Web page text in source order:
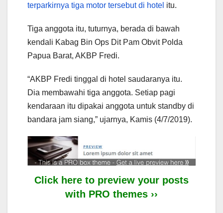
terparkirnya tiga motor tersebut di hotel itu.
Tiga anggota itu, tuturnya, berada di bawah
kendali Kabag Bin Ops Dit Pam Obvit Polda
Papua Barat, AKBP Fredi.
“AKBP Fredi tinggal di hotel saudaranya itu.
Dia membawahi tiga anggota. Setiap pagi
kendaraan itu dipakai anggota untuk standby di
bandara jam siang,” ujarnya, Kamis (4/7/2019).
Click here to preview your posts
with PRO themes ››